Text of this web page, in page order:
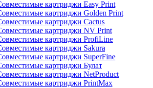
картриджи Easy Print
картриджи Golden Print
картриджи Cactus
картриджи NV Print
картриджи ProfiLine
картриджи Sakura
картриджи SuperFine
картриджи Булат
картриджи NetProduct
картриджи PrintMax